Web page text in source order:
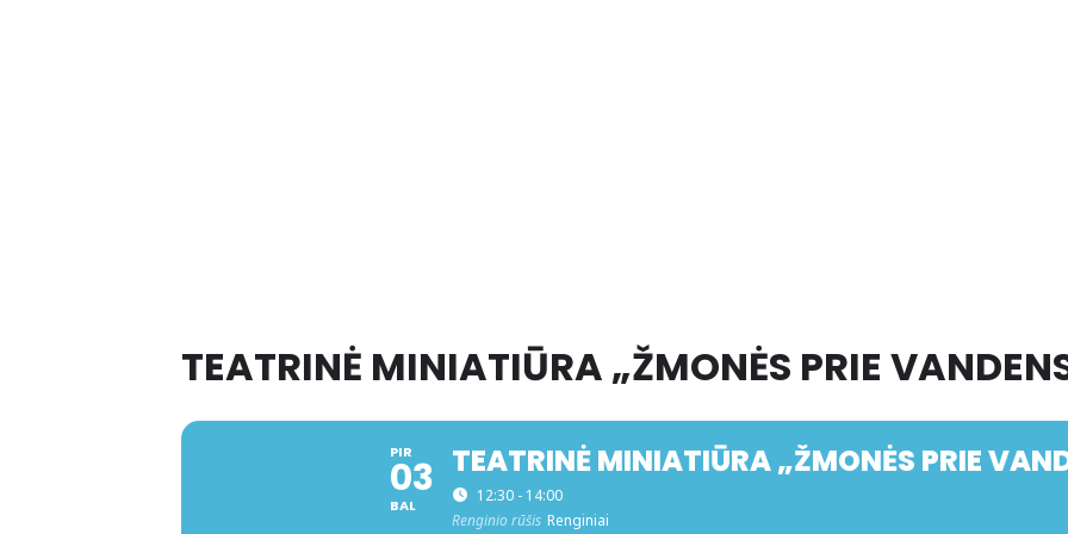
TEATRINĖ MINIATIŪRA „ŽMONĖS PRIE
PIR
03
BAL
TEATRINĖ MINIATIŪRA „ŽMONĖS PRIE
12:30 - 14:00
Renginio rūšis Renginiai